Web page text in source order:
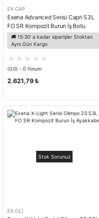
EX-CAP
Exena Advanced Serisi Capri S3L
FO SR Kompozit Burun İş Botu
🚚 15:30' a kadar siparişler Stoktan
Aynı Gün Kargo
(0.0) - 0 Yorum
2.621,79 ₺
Stok Sorunuz
EX-OLİ